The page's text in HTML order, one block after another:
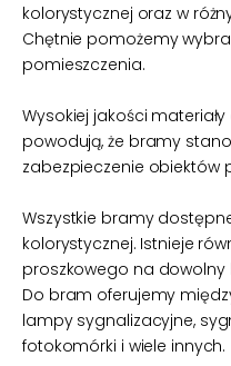
kolorystycznej oraz w
Chętnie pomożemy
pomieszczenia.
Wysokiej jakości
powodują, że bramy
zabezpieczenie obiektów
Wszystkie bramy
kolorystycznej. Istnieje
proszkowego na dowolny
Do bram oferujemy
lampy sygnalizacyjne,
fotokomórki i wiele innych.